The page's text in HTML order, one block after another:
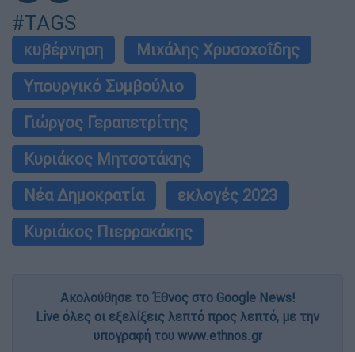
#TAGS
κυβέρνηση
Μιχάλης Χρυσοχοΐδης
Υπουργικό Συμβούλιο
Γιώργος Γεραπετρίτης
Κυριάκος Μητσοτάκης
Νέα Δημοκρατία
εκλογές 2023
Κυριάκος Πιερρακάκης
Ακολούθησε το Έθνος στο Google News!
Live όλες οι εξελίξεις λεπτό προς λεπτό, με την
υπογραφή του www.ethnos.gr